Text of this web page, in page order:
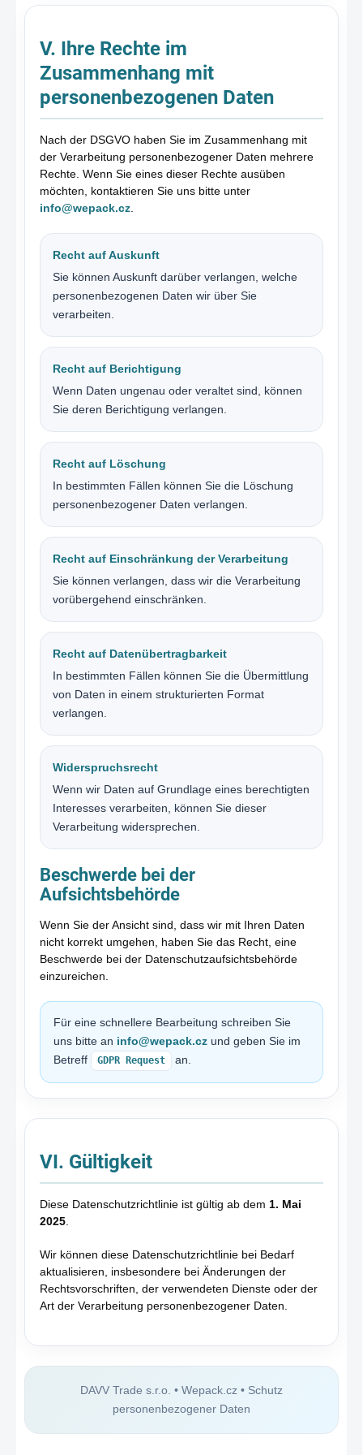
V. Ihre Rechte im
Zusammenhang mit
personenbezogenen Daten
Nach der DSGVO haben Sie im Zusammenhang mit
der Verarbeitung personenbezogener Daten mehrere
Rechte. Wenn Sie eines dieser Rechte ausüben
möchten, kontaktieren Sie uns bitte unter
info@wepack.cz
Recht auf Auskunft
Sie können Auskunft darüber verlangen, welche
personenbezogenen Daten wir über Sie
verarbeiten.
Recht auf Berichtigung
Wenn Daten ungenau oder veraltet sind, können
Sie deren Berichtigung verlangen.
Recht auf Löschung
In bestimmten Fällen können Sie die Löschung
personenbezogener Daten verlangen.
Recht auf Einschränkung der Verarbeitung
Sie können verlangen, dass wir die Verarbeitung
vorübergehend einschränken.
Recht auf Datenübertragbarkeit
In bestimmten Fällen können Sie die Übermittlung
von Daten in einem strukturierten Format
verlangen.
Widerspruchsrecht
Wenn wir Daten auf Grundlage eines berechtigten
Interesses verarbeiten, können Sie dieser
Verarbeitung widersprechen.
Beschwerde bei der
Aufsichtsbehörde
Wenn Sie der Ansicht sind, dass wir mit Ihren Daten
nicht korrekt umgehen, haben Sie das Recht, eine
Beschwerde bei der Datenschutzaufsichtsbehörde
einzureichen.
Für eine schnellere Bearbeitung schreiben Sie
uns bitte an info@wepack.cz und geben Sie im
Betreff
GDPR Request an.
VI. Gültigkeit
Diese Datenschutzrichtlinie ist gültig ab dem 1. Mai
2025
Wir können diese Datenschutzrichtlinie bei Bedarf
aktualisieren, insbesondere bei Änderungen der
Rechtsvorschriften, der verwendeten Dienste oder der
Art der Verarbeitung personenbezogener Daten.
DAVV Trade s.r.o. • Wepack.cz • Schutz
personenbezogener Daten